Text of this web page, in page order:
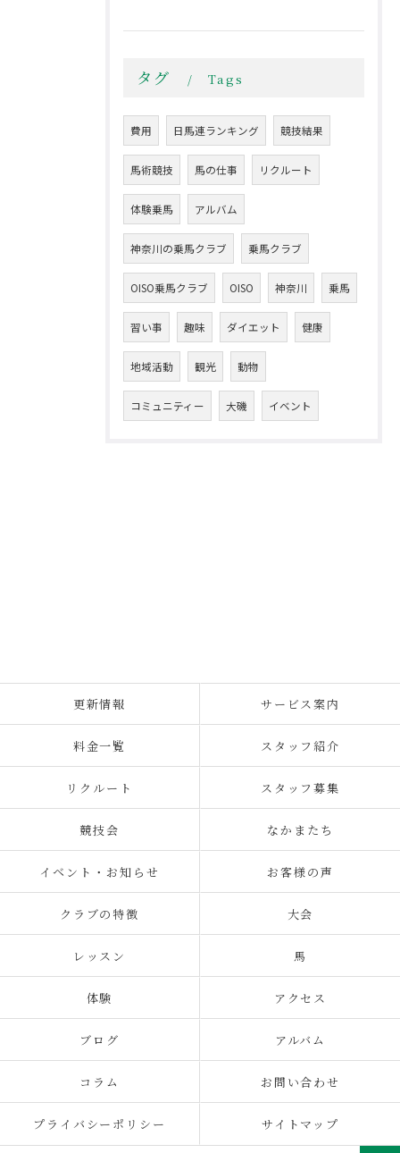
タグ Tags
費用 日馬連ランキング 競技結果
馬術競技 馬の仕事 リクルート
体験乗馬 アルバム
神奈川の乗馬クラブ 乗馬クラブ
OISO乗馬クラブ OISO 神奈川 乗馬
習い事 趣味 ダイエット 健康
地域活動 観光 動物
コミュニティー 大磯 イベント
更新情報 サービス案内
料金一覧 スタッフ紹介
リクルート スタッフ募集
競技会 なかまたち
イベント・お知らせ お客様の声
クラブの特徴 大会
レッスン 馬
体験 アクセス
ブログ アルバム
コラム お問い合わせ
プライバシーポリシー サイトマップ